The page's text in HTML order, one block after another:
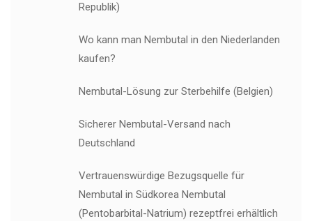
Republik)
Wo kann man Nembutal in den Niederlanden
kaufen?
Nembutal-Lösung zur Sterbehilfe (Belgien)
Sicherer Nembutal-Versand nach
Deutschland
Vertrauenswürdige Bezugsquelle für
Nembutal in Südkorea Nembutal
(Pentobarbital-Natrium) rezeptfrei erhältlich